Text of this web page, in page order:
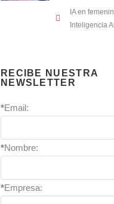
IA en
Inteligencia
RECIBE NUESTRA
NEWSLETTER
*Email:
*Nombre:
*Empresa: